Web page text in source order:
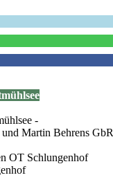
-
Martin Behrens GbR
OT Schlungenhof